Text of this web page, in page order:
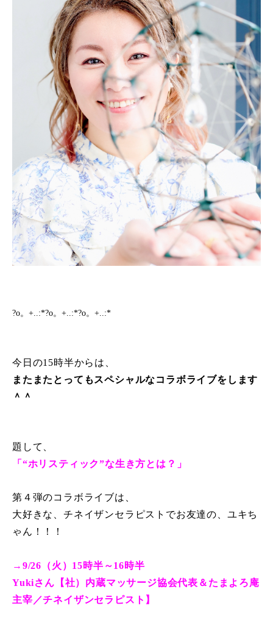
?o。+..:*?o。+..:*?o。+..:*
今日の15時半からは、
またまたとってもスペシャルなコラボライブをします
＾＾
題して、
「“ホリスティック”な生き方とは？」
第４弾のコラボライブは、
大好きな、チネイザンセラピストでお友達の、ユキち
ゃん！！！
→9/26（火）15時半～16時半
Yukiさん【社）内蔵マッサージ協会代表＆たまよろ庵
主宰／チネイザンセラピスト】